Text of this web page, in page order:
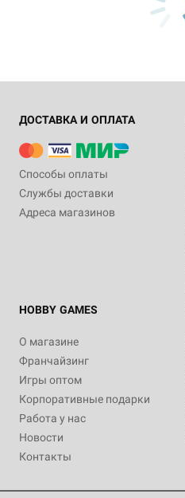
ДОСТАВКА И ОПЛАТА
Способы оплаты
Службы доставки
Адреса магазинов
HOBBY GAMES
О магазине
Франчайзинг
Игры оптом
Корпоративные подарки
Работа у нас
Новости
Контакты